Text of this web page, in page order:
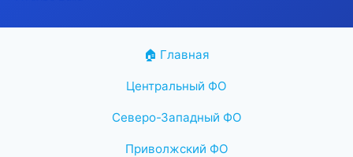
🏠 Главная
Центральный ФО
Северо-Западный ФО
Приволжский ФО